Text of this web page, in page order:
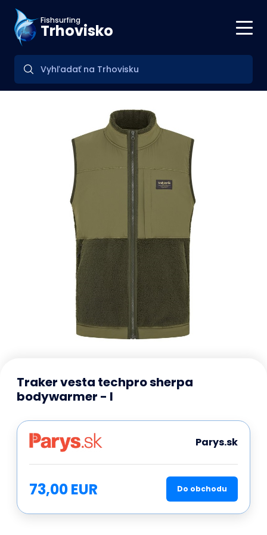
Fishsurfing
Trhovisko
Traker vesta techpro sherpa
bodywarmer - l
Parys.sk
73,00 EUR Do obchodu